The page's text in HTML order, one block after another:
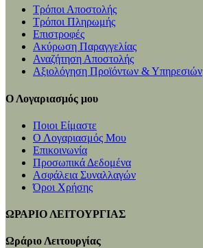
Τρόποι Αποστολής
Τρόποι Πληρωμής
Επιστροφές
Ακύρωση Παραγγελίας
Αναζήτηση Αποστολής
Αξιολόγηση Προϊόντων & Υπηρεσιών
Ο Λογαριασμός μου
Ποιοι Είμαστε
Ο Λογαριασμός Μου
Επικοινωνία
Προσωπικά Δεδομένα
Ασφάλεια Συναλλαγών
Όροι Χρήσης
ΩΡΑΡΙΟ ΛΕΙΤΟΥΡΓΙΑΣ
Ωράριο Λειτουργίας